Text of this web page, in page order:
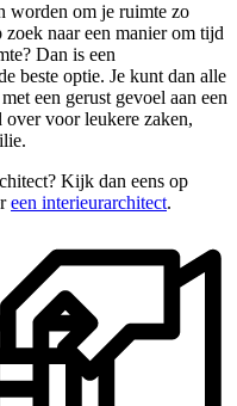
worden om je ruimte zo
naar een manier om tijd
Dan is een
beste optie. Je kunt dan alle
een gerust gevoel aan een
voor leukere zaken,
Kijk dan eens op
een interieurarchitect.